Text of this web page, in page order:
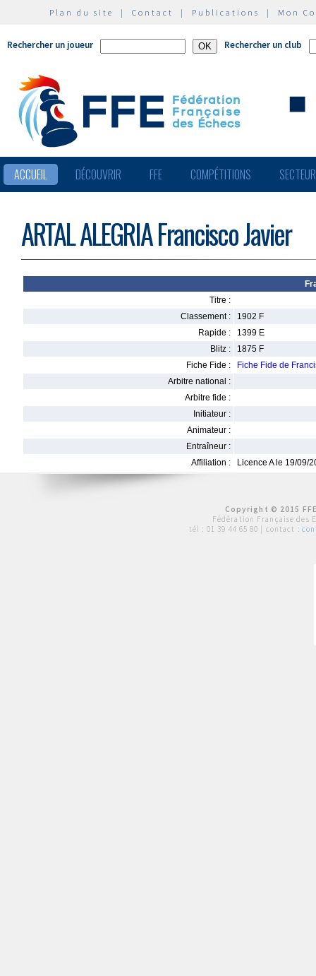
Plan du site | Contact | Publications | Mon
Rechercher un joueur Rechercher un club
ACCUEIL DÉCOUVRIR FFE COMPÉTITIONS
ARTAL ALEGRIA Francisco Javier
Titre :
Classement :
1902 F
Rapide :
1399 E
Blitz :
1875 F
Fiche Fide :
Fiche Fide de
Arbitre national :
Arbitre fide :
Initiateur :
Animateur :
Entraîneur :
Affiliation :
Licence A le 19/09/
Copyright © 2015
Fédération Française des
tél : 01 39 44 65 80 | contact :